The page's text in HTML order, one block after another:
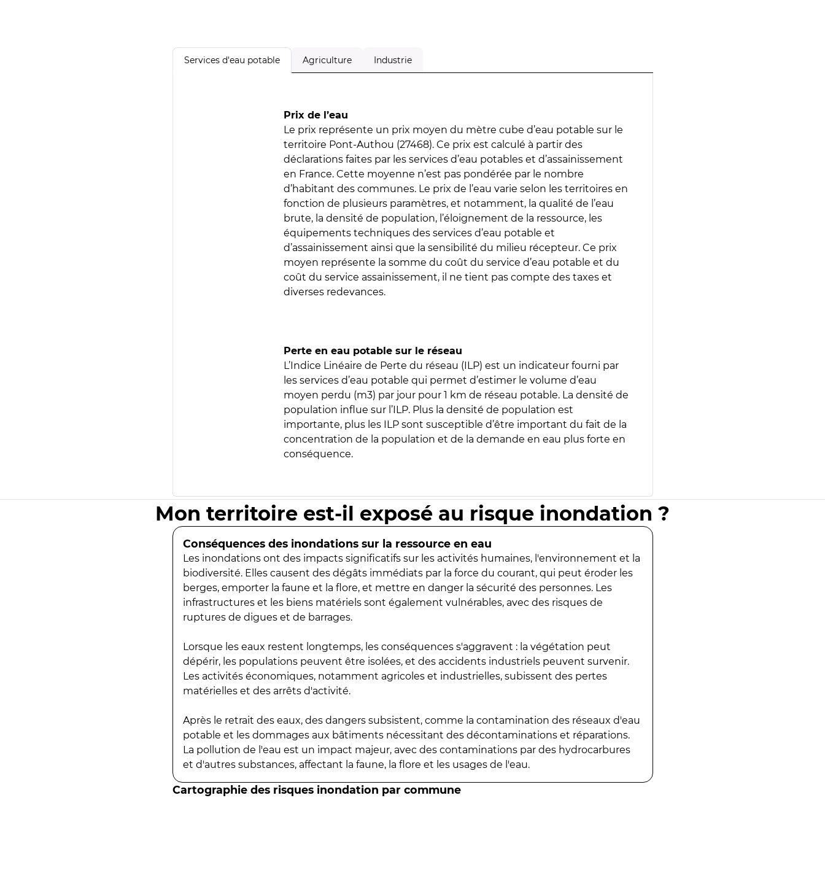
Services d'eau potable Agriculture Industrie
Prix de l’eau
Le prix représente un prix moyen du mètre cube d’eau potable sur le
territoire Pont-Authou (27468). Ce prix est calculé à partir des
déclarations faites par les services d’eau potables et d’assainissement
en France. Cette moyenne n’est pas pondérée par le nombre
d’habitant des communes. Le prix de l’eau varie selon les territoires en
fonction de plusieurs paramètres, et notamment, la qualité de l’eau
brute, la densité de population, l’éloignement de la ressource, les
équipements techniques des services d’eau potable et
d’assainissement ainsi que la sensibilité du milieu récepteur. Ce prix
moyen représente la somme du coût du service d’eau potable et du
coût du service assainissement, il ne tient pas compte des taxes et
diverses redevances.
Perte en eau potable sur le réseau
L’Indice Linéaire de Perte du réseau (ILP) est un indicateur fourni par
les services d’eau potable qui permet d’estimer le volume d’eau
moyen perdu (m3) par jour pour 1 km de réseau potable. La densité de
population influe sur l’ILP. Plus la densité de population est
importante, plus les ILP sont susceptible d’être important du fait de la
concentration de la population et de la demande en eau plus forte en
conséquence.
Mon territoire est-il exposé au risque inondation ?
Conséquences des inondations sur la ressource en eau
Les inondations ont des impacts significatifs sur les activités humaines, l'environnement et la
biodiversité. Elles causent des dégâts immédiats par la force du courant, qui peut éroder les
berges, emporter la faune et la flore, et mettre en danger la sécurité des personnes. Les
infrastructures et les biens matériels sont également vulnérables, avec des risques de
ruptures de digues et de barrages.
Lorsque les eaux restent longtemps, les conséquences s'aggravent : la végétation peut
dépérir, les populations peuvent être isolées, et des accidents industriels peuvent survenir.
Les activités économiques, notamment agricoles et industrielles, subissent des pertes
matérielles et des arrêts d'activité.
Après le retrait des eaux, des dangers subsistent, comme la contamination des réseaux d'eau
potable et les dommages aux bâtiments nécessitant des décontaminations et réparations.
La pollution de l'eau est un impact majeur, avec des contaminations par des hydrocarbures
et d'autres substances, affectant la faune, la flore et les usages de l'eau.
Cartographie des risques inondation par commune